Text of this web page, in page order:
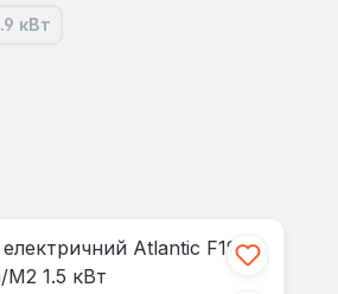
наразі недоступна.)
кВт
(Ця опція наразі недоступна.)